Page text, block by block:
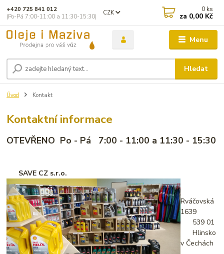
Menu
CZK
Hledat
+420 725 841 012
(Po-Pá 7:00-11:00 a 11:30-15:30)
0 ks
za 0,00 Kč
Úvod Kontakt
Kontaktní informace
OTEVŘENO Po - Pá 7:00 - 11:00 a 11:30 - 15:30
SAVE CZ s.r.o.
Rváčovská
1639
539 01
Hlinsko
v Čechách